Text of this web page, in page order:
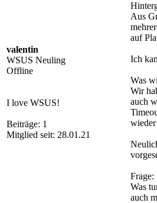
valentin
WSUS Neuling
Offline
I love WSUS!
Beiträge: 1
Mitglied seit: 28.01.21
Aus
auf
Ich
Was
Wir
auch
Frage:
Was
auch